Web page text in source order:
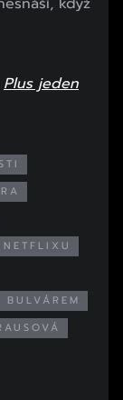
Plus jeden